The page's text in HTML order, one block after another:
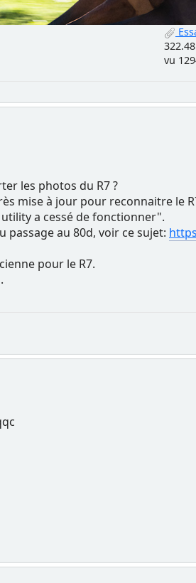
vu
les photos du R7 ?
mise à jour pour reconnaitre le
a cessé de fonctionner".
passage au 80d, voir ce sujet:
pour le R7.